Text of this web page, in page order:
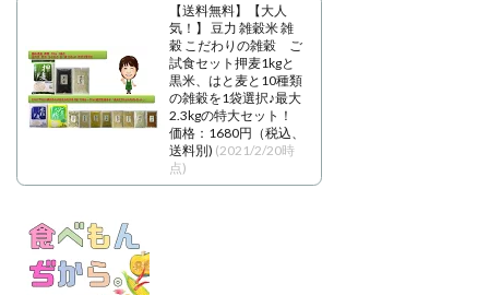
【送料無料】【大人
気！】 豆力 雑穀米 雑
穀 こだわりの雑穀 ご
試食セット押麦1kgと
黒米、はと麦と10種類
の雑穀を1袋選択♪最大
2.3kgの特大セット！
価格：1680円（税込、
送料別) (2021/2/20時
点)